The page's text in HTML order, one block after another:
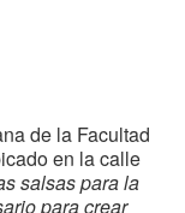
de la Facultad
en la calle
salsas para la
para crear